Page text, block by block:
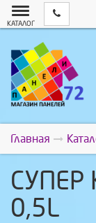
КАТАЛОГ
Главная
СУПЕР
0,5L